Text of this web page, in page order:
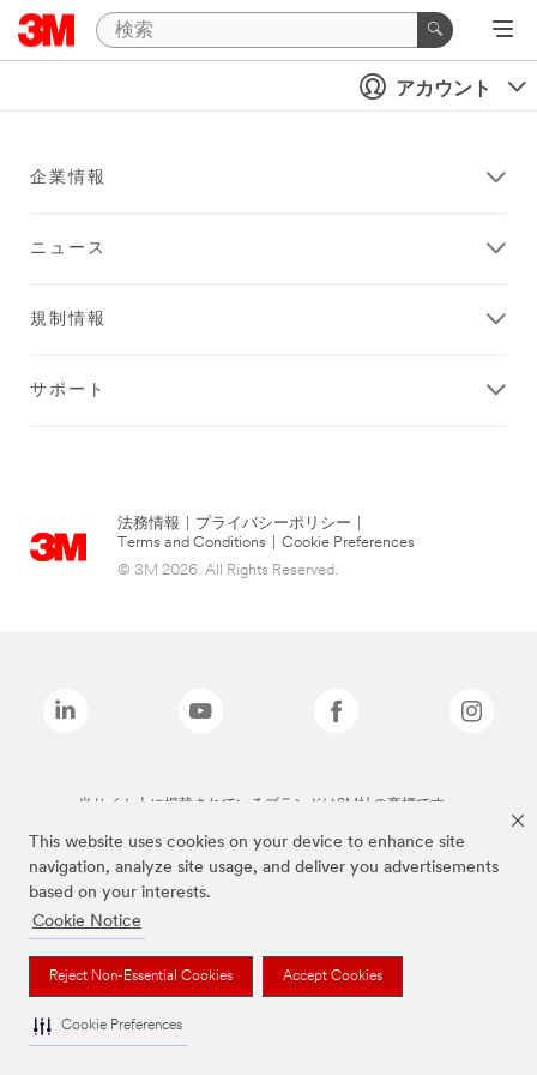
This website uses cookies on your device to enhance site
navigation, analyze site usage, and deliver you advertisements
based on your interests.
Cookie Notice
Reject Non-Essential Cookies Accept Cookies
Cookie Preferences
アカウント
企業情報
ニュース
規制情報
サポート
法務情報 プライバシーポリシー
Terms and Conditions
Cookie Preferences
© 3M 2026. All Rights Reserved.
当サイト上に掲載されているブランドは3M社の商標です。